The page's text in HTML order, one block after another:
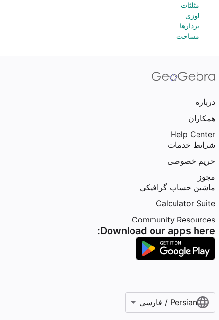
مثلثات
لوزی
بردارها
مساحت
درباره
همکاران
Help Center
شرایط خدمات
حریم خصوصی
مجوز
ماشین حساب گرافیکی
Calculator Suite
Community Resources
Download our apps here:
Persian / فارسی‎